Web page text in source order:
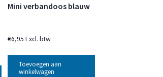
Mini verbandoos blauw
€6,95 Excl. btw
Toevoegen aan
winkelwagen